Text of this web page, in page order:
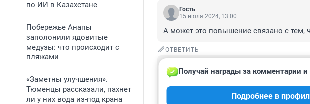
по ИИ в Казахстане
Побережье Анапы
заполонили ядовитые
медузы: что происходит с
пляжами
«Заметны улучшения».
Тюменцы рассказали, пахнет
ли у них вода из-под крана
Гость
15 июля 2024, 13:00
А может это повышение связано с
ОТВЕТИТЬ
21 июня 2024, 17:02
Да мы квартплату то еле платим
голодовку решили посадить?
Получай награды за комментарии и
Подробнее в